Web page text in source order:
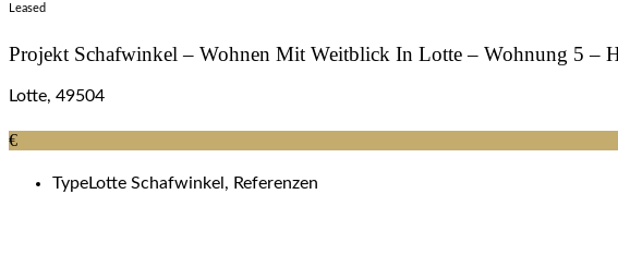
Leased
Projekt Schafwinkel – Wohnen Mit Weitblick In Lotte – Wohnung 5 –
Lotte, 49504
€
TypeLotte Schafwinkel, Referenzen